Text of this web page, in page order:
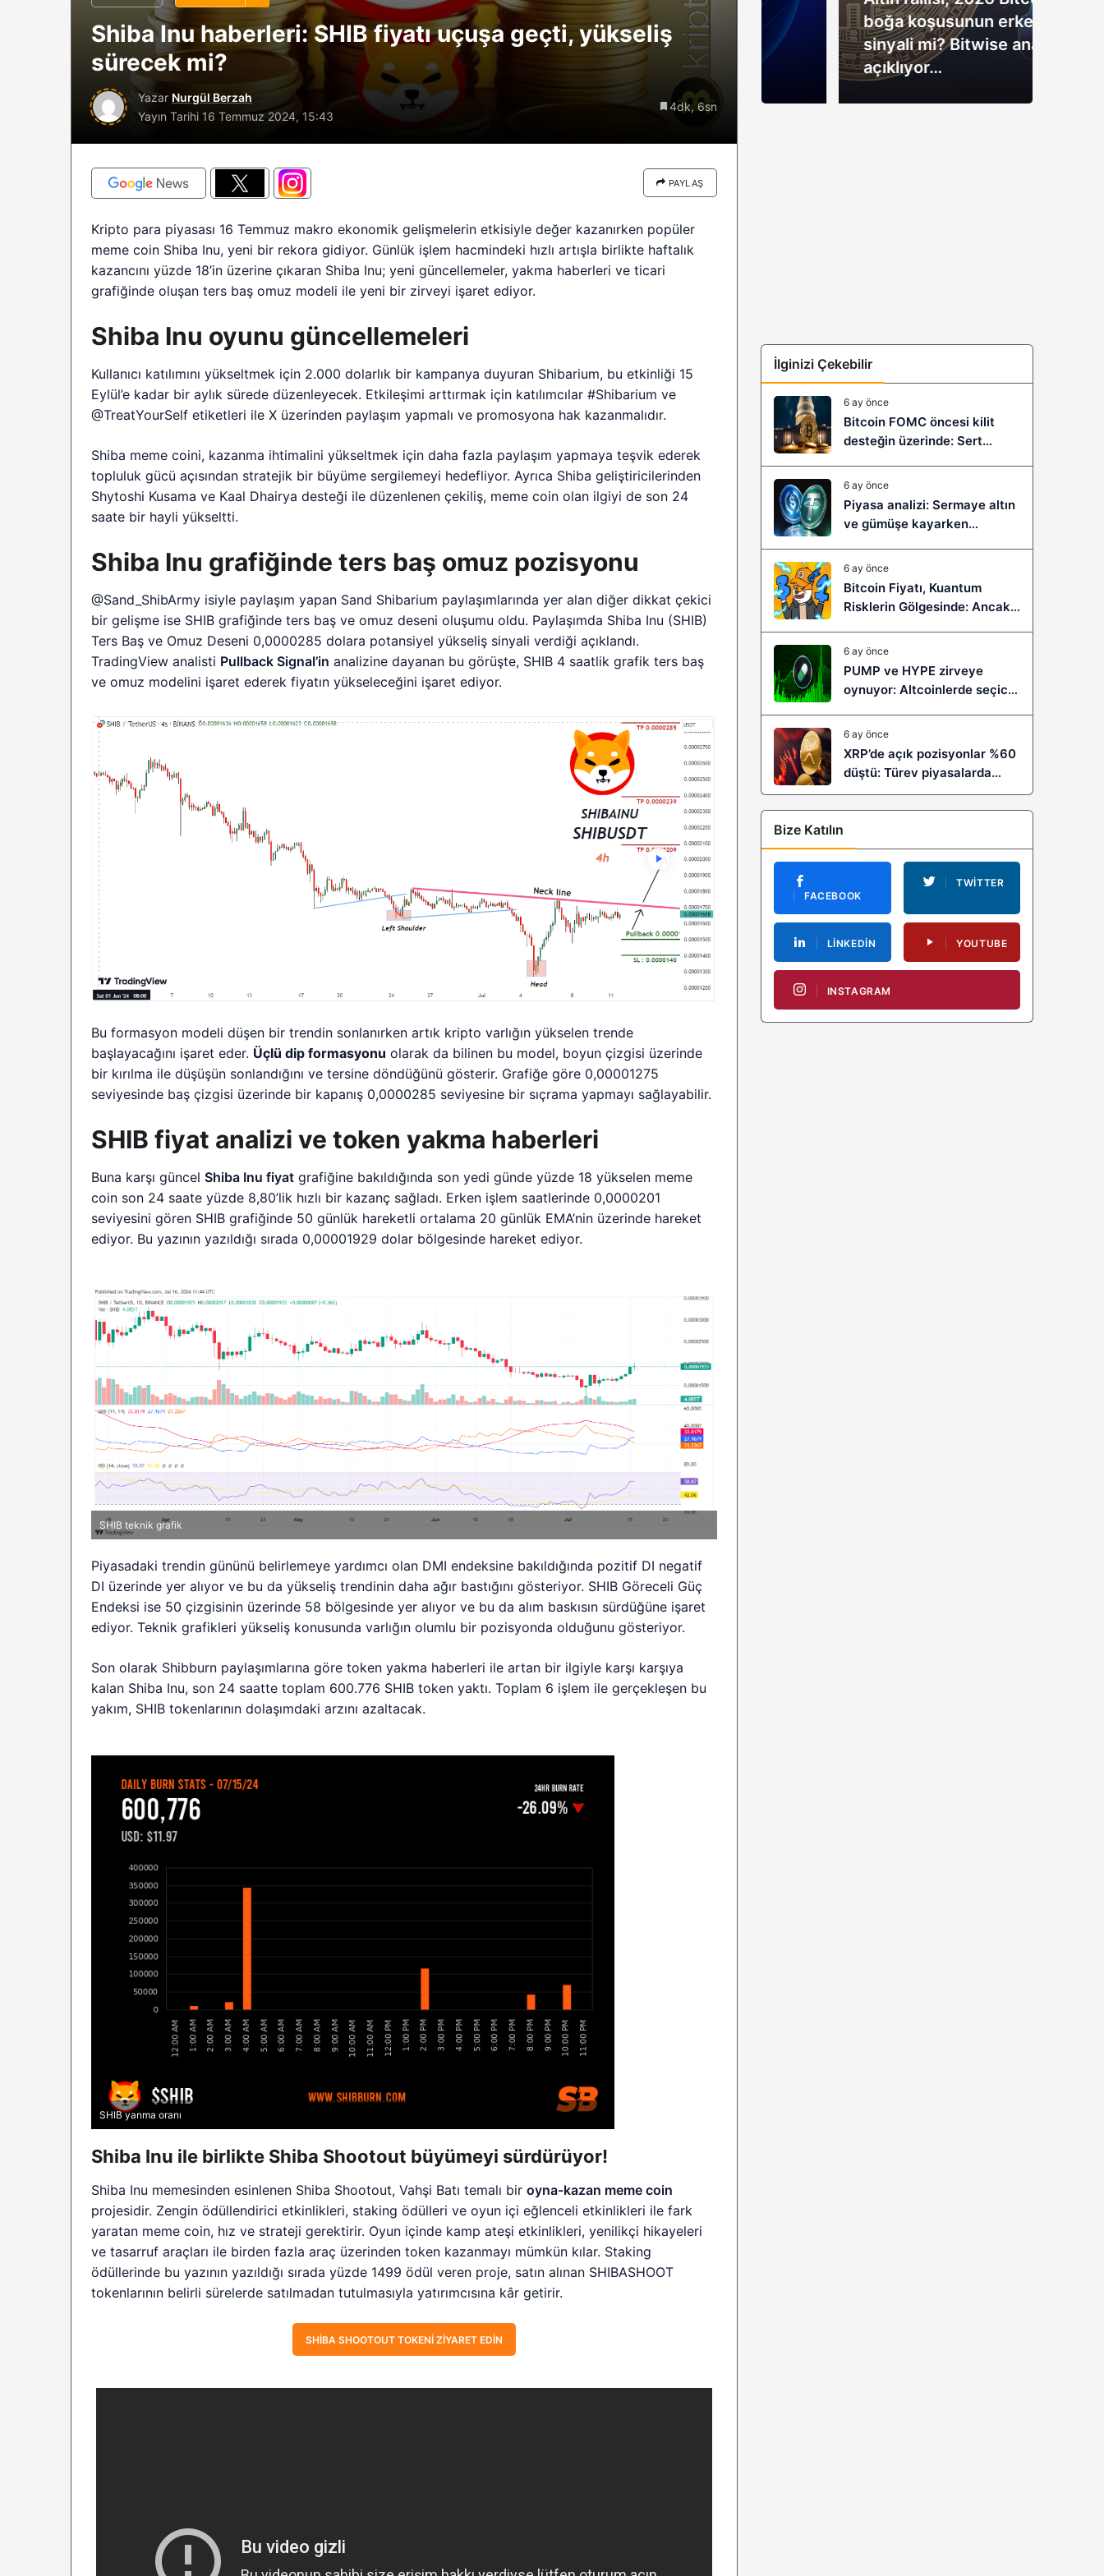
Shiba Inu haberleri: SHIB fiyatı uçuşa geçti, yükseliş
sürecek mi?
Yazar Nurgül Berzah
Yayın Tarihi 16 Temmuz 2024, 15:43
4dk, 6sn
PAYLAŞ
Kripto para piyasası 16 Temmuz makro ekonomik gelişmelerin etkisiyle değer kazanırken popüler
meme coin Shiba Inu, yeni bir rekora gidiyor. Günlük işlem hacmindeki hızlı artışla birlikte haftalık
kazancını yüzde 18’in üzerine çıkaran Shiba Inu; yeni güncellemeler, yakma haberleri ve ticari
grafiğinde oluşan ters baş omuz modeli ile yeni bir zirveyi işaret ediyor.
Shiba Inu oyunu güncellemeleri
Kullanıcı katılımını yükseltmek için 2.000 dolarlık bir kampanya duyuran Shibarium, bu etkinliği 15
Eylül’e kadar bir aylık sürede düzenleyecek. Etkileşimi arttırmak için katılımcılar #Shibarium ve
@TreatYourSelf etiketleri ile X üzerinden paylaşım yapmalı ve promosyona hak kazanmalıdır.
Shiba meme coini, kazanma ihtimalini yükseltmek için daha fazla paylaşım yapmaya teşvik ederek
topluluk gücü açısından stratejik bir büyüme sergilemeyi hedefliyor. Ayrıca Shiba geliştiricilerinden
Shytoshi Kusama ve Kaal Dhairya desteği ile düzenlenen çekiliş, meme coin olan ilgiyi de son 24
saate bir hayli yükseltti.
Shiba Inu grafiğinde ters baş omuz pozisyonu
@Sand_ShibArmy isiyle paylaşım yapan Sand Shibarium paylaşımlarında yer alan diğer dikkat çekici
bir gelişme ise SHIB grafiğinde ters baş ve omuz deseni oluşumu oldu. Paylaşımda Shiba Inu (SHIB)
Ters Baş ve Omuz Deseni 0,0000285 dolara potansiyel yükseliş sinyali verdiği açıklandı.
TradingView analisti Pullback Signal’in analizine dayanan bu görüşte, SHIB 4 saatlik grafik ters baş
ve omuz modelini işaret ederek fiyatın yükseleceğini işaret ediyor.
Bu formasyon modeli düşen bir trendin sonlanırken artık kripto varlığın yükselen trende
başlayacağını işaret eder. Üçlü dip formasyonu olarak da bilinen bu model, boyun çizgisi üzerinde
bir kırılma ile düşüşün sonlandığını ve tersine döndüğünü gösterir. Grafiğe göre 0,00001275
seviyesinde baş çizgisi üzerinde bir kapanış 0,0000285 seviyesine bir sıçrama yapmayı sağlayabilir.
SHIB fiyat analizi ve token yakma haberleri
Buna karşı güncelShiba Inu fiyat grafiğine bakıldığında son yedi günde yüzde 18 yükselen meme
coin son 24 saate yüzde 8,80’lik hızlı bir kazanç sağladı. Erken işlem saatlerinde 0,0000201
seviyesini gören SHIB grafiğinde 50 günlük hareketli ortalama 20 günlük EMA’nin üzerinde hareket
ediyor. Bu yazının yazıldığı sırada 0,00001929 dolar bölgesinde hareket ediyor.
SHIB teknik grafik
Piyasadaki trendin gününü belirlemeye yardımcı olan DMI endeksine bakıldığında pozitif DI negatif
DI üzerinde yer alıyor ve bu da yükseliş trendinin daha ağır bastığını gösteriyor. SHIB Göreceli Güç
Endeksi ise 50 çizgisinin üzerinde 58 bölgesinde yer alıyor ve bu da alım baskısın sürdüğüne işaret
ediyor. Teknik grafikleri yükseliş konusunda varlığın olumlu bir pozisyonda olduğunu gösteriyor.
Son olarak Shibburn paylaşımlarına göre token yakma haberleri ile artan bir ilgiyle karşı karşıya
kalan Shiba Inu, son 24 saatte toplam 600.776 SHIB token yaktı. Toplam 6 işlem ile gerçekleşen bu
yakım, SHIB tokenlarının dolaşımdaki arzını azaltacak.
SHIB yanma oranı
Shiba Inu ile birlikte Shiba Shootout büyümeyi sürdürüyor!
Shiba Inu memesinden esinlenen Shiba Shootout, Vahşi Batı temalı biroyna-kazan meme coin
projesidir. Zengin ödüllendirici etkinlikleri, staking ödülleri ve oyun içi eğlenceli etkinlikleri ile fark
yaratan meme coin, hız ve strateji gerektirir. Oyun içinde kamp ateşi etkinlikleri, yenilikçi hikayeleri
ve tasarruf araçları ile birden fazla araç üzerinden token kazanmayı mümkün kılar. Staking
ödüllerinde bu yazının yazıldığı sırada yüzde 1499 ödül veren proje, satın alınan SHIBASHOOT
tokenlarının belirli sürelerde satılmadan tutulmasıyla yatırımcısına kâr getirir.
SHIBA SHOOTOUT TOKENI ZIYARET EDIN
Analistlere göre
çöküşü neden
Riski: Uzun Vadeli HYPER
Boğaları 31,1 Milyon Dolarlık
Birikim Yapıyor
Kuantuma Dayanıklı Ön
Satış Trendine Liderlik
boğa koşusunun erken
sinyali mi? Bitwise analisti
açıklıyor…
İlginizi Çekebilir
6 ay önce
Bitcoin FOMC öncesi kilit
desteğin üzerinde: Sert
geliyor?
6 ay önce
Piyasa analizi: Sermaye altın
ve gümüşe kayarken
6 ay önce
Bitcoin Fiyatı, Kuantum
Risklerin Gölgesinde: Ancak
Sıçramaya Yaşayabilir!
6 ay önce
PUMP ve HYPE zirveye
oynuyor: Altcoinlerde seçici
6 ay önce
XRP’de açık pozisyonlar %60
düştü: Türev piyasalarda
kaldıraç temizliği yeni bir
trendin habercisi mi?
Bize Katılın
FACEBOOK
TWITTER
LINKEDIN YOUTUBE
INSTAGRAM